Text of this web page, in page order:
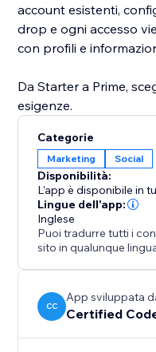
account esistenti,
drop e ogni accesso
con profili e
Da Starter a Prime,
esigenze.
Categorie
Marketing Social
Disponibilità:
L'app è disponibile in
Lingue dell'app:
Inglese
Puoi tradurre tutti i
sito in qualunque
CC
App sviluppata
Certified